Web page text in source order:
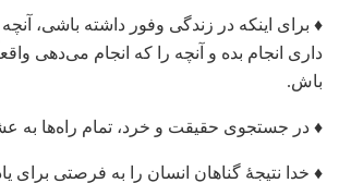
♦ برای اینکه در زندگی وفور داشته باشی،
داری انجام بده و آنچه را که انجام می‌دهی
باش.
♦ در جستجوی حقیقت و خرد، تمام راه‌ها
♦ خدا نتیجۀ گناهان انسان را به فرصتی برای